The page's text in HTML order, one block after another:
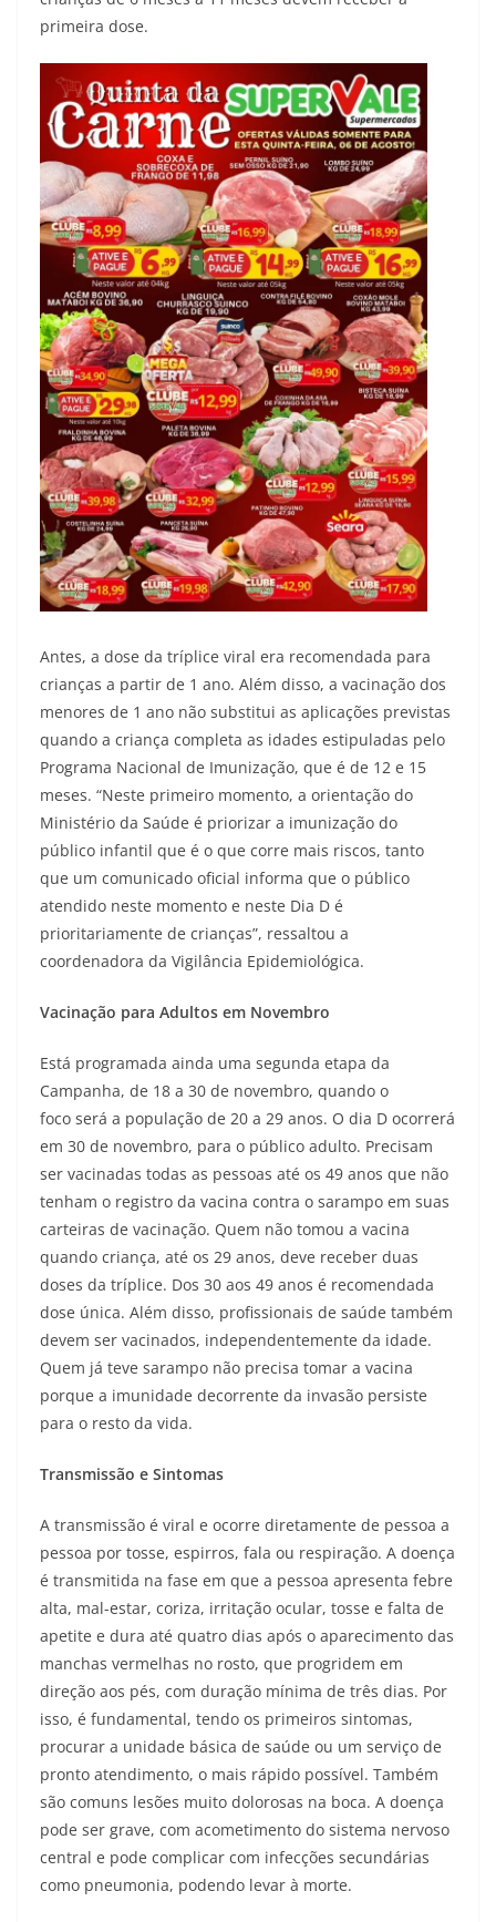
primeira dose.
Antes, a dose da tríplice viral era recomendada para
crianças a partir de 1 ano. Além disso, a vacinação dos
menores de 1 ano não substitui as aplicações previstas
quando a criança completa as idades estipuladas pelo
Programa Nacional de Imunização, que é de 12 e 15
meses. “Neste primeiro momento, a orientação do
Ministério da Saúde é priorizar a imunização do
público infantil que é o que corre mais riscos, tanto
que um comunicado oficial informa que o público
atendido neste momento e neste Dia D é
prioritariamente de crianças”, ressaltou a
coordenadora da Vigilância Epidemiológica.
Vacinação para Adultos em Novembro
Está programada ainda uma segunda etapa da
Campanha, de 18 a 30 de novembro, quando o
foco será a população de 20 a 29 anos. O dia D ocorrerá
em 30 de novembro, para o público adulto. Precisam
ser vacinadas todas as pessoas até os 49 anos que não
tenham o registro da vacina contra o sarampo em suas
carteiras de vacinação. Quem não tomou a vacina
quando criança, até os 29 anos, deve receber duas
doses da tríplice. Dos 30 aos 49 anos é recomendada
dose única. Além disso, profissionais de saúde também
devem ser vacinados, independentemente da idade.
Quem já teve sarampo não precisa tomar a vacina
porque a imunidade decorrente da invasão persiste
para o resto da vida.
Transmissão e Sintomas
A transmissão é viral e ocorre diretamente de pessoa a
pessoa por tosse, espirros, fala ou respiração. A doença
é transmitida na fase em que a pessoa apresenta febre
alta, mal-estar, coriza, irritação ocular, tosse e falta de
apetite e dura até quatro dias após o aparecimento das
manchas vermelhas no rosto, que progridem em
direção aos pés, com duração mínima de três dias. Por
isso, é fundamental, tendo os primeiros sintomas,
procurar a unidade básica de saúde ou um serviço de
pronto atendimento, o mais rápido possível. Também
são comuns lesões muito dolorosas na boca. A doença
pode ser grave, com acometimento do sistema nervoso
central e pode complicar com infecções secundárias
como pneumonia, podendo levar à morte.